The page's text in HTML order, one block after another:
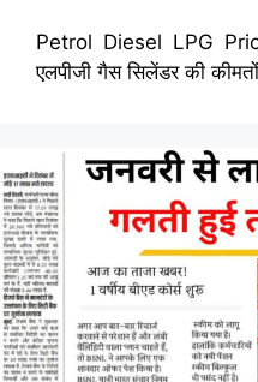
Petrol Diesel LPG
एलपीजी गैस सिलेंडर की